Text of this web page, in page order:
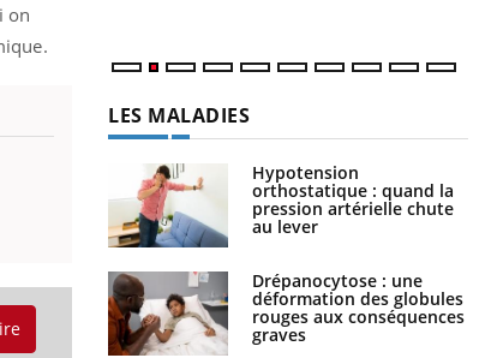
on
LES MALADIES
Hypotension
orthostatique : quand la
pression artérielle chute
au lever
Drépanocytose : une
déformation des globules
rouges aux conséquences
graves